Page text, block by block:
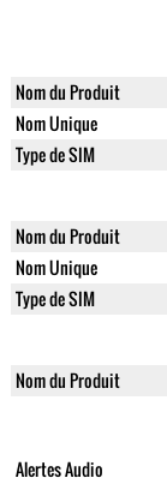
Nom du Produit
Nom Unique
Type de SIM
Nom du Produit
Nom Unique
Type de SIM
Nom du Produit
Alertes Audio